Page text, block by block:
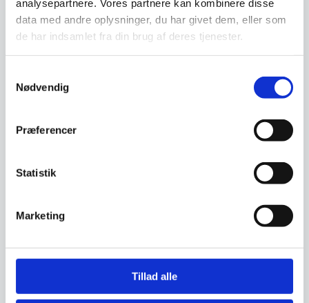
analysepartnere. Vores partnere kan kombinere disse
data med andre oplysninger, du har givet dem, eller som
de har indsamlet fra din brug af deres tjenester.
Nødvendig
Præferencer
Statistik
Marketing
Tillad alle
Vi prismatcher - Klik her
cm., plastic
Zwilling Magnetskinne, 45 cm.,
cm. Lys Bambus
Flot knivmagnet i lyst Bambus
fra YAXELL. Magneten gemmer
sig bag naturtræ, og…